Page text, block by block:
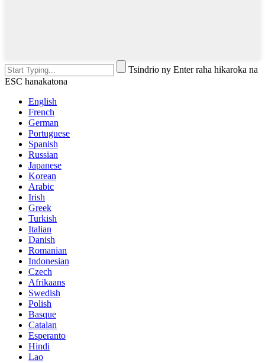
Tsindrio ny Enter raha hikaroka na
ESC hanakatona
English
French
German
Portuguese
Spanish
Russian
Japanese
Korean
Arabic
Irish
Greek
Turkish
Italian
Danish
Romanian
Indonesian
Czech
Afrikaans
Swedish
Polish
Basque
Catalan
Esperanto
Hindi
Lao